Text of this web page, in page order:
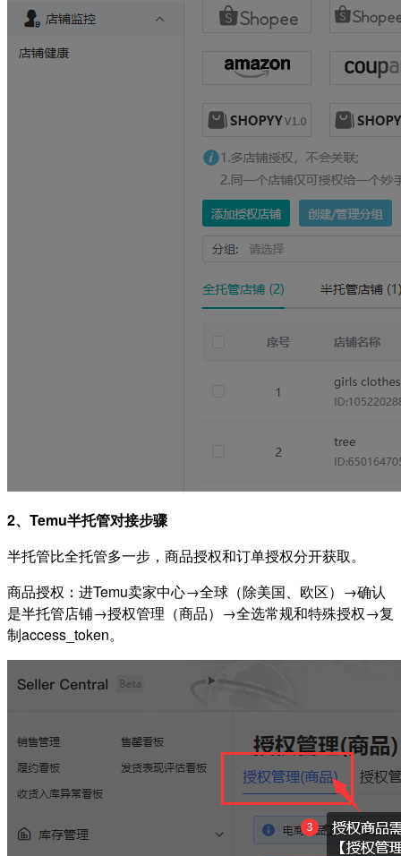
2、Temu半托管对接步骤
半托管比全托管多一步，商品授权和订单授权分开获取。
商品授权：进Temu卖家中心→全球（除美国、欧区）→确认
是半托管店铺→授权管理（商品）→全选常规和特殊授权→复
制access_token。